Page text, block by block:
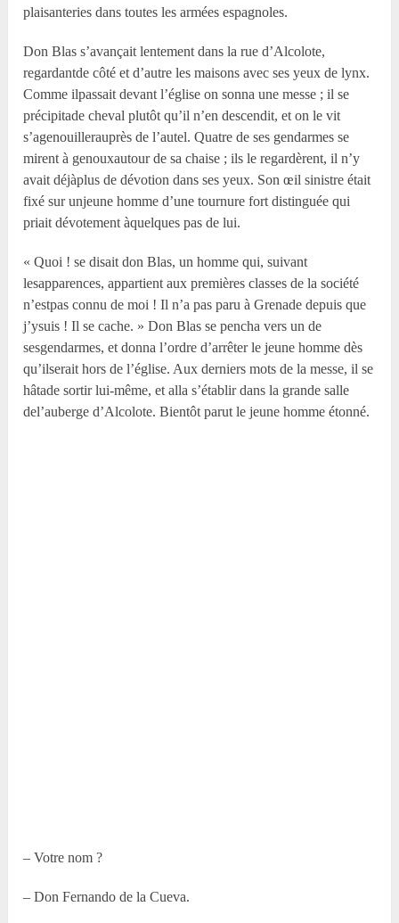
plaisanteries dans toutes les armées espagnoles.
Don Blas s’avançait lentement dans la rue d’Alcolote,
regardantde côté et d’autre les maisons avec ses yeux de lynx.
Comme ilpassait devant l’église on sonna une messe ; il se
précipitade cheval plutôt qu’il n’en descendit, et on le vit
s’agenouillerauprès de l’autel. Quatre de ses gendarmes se
mirent à genouxautour de sa chaise ; ils le regardèrent, il n’y
avait déjàplus de dévotion dans ses yeux. Son œil sinistre était
fixé sur unjeune homme d’une tournure fort distinguée qui
priait dévotement àquelques pas de lui.
« Quoi ! se disait don Blas, un homme qui, suivant
lesapparences, appartient aux premières classes de la société
n’estpas connu de moi ! Il n’a pas paru à Grenade depuis que
j’ysuis ! Il se cache. » Don Blas se pencha vers un de
sesgendarmes, et donna l’ordre d’arrêter le jeune homme dès
qu’ilserait hors de l’église. Aux derniers mots de la messe, il se
hâtade sortir lui-même, et alla s’établir dans la grande salle
del’auberge d’Alcolote. Bientôt parut le jeune homme étonné.
– Votre nom ?
– Don Fernando de la Cueva.